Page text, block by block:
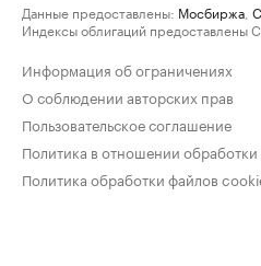
Данные предоставлены: Мосбиржа
Индексы облигаций предоставлены
Информация об ограничениях
О соблюдении авторских прав
Пользовательское соглашение
Политика в отношении
Политика обработки файлов